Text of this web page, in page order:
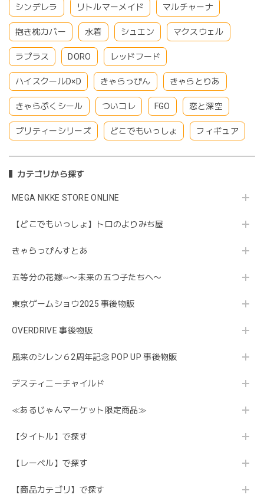
シンデレラ リトルマーメイド マルチャーナ
抱き枕カバー 水着 シュエン マクスウェル
ラプラス DORO レッドフード
ハイスクールD×D きゃらっぴん きゃらとりあ
きゃらぷくシール ついコレ FGO 恋と深空
プリティーシリーズ どこでもいっしょ フィギュア
カテゴリから探す
MEGA NIKKE STORE ONLINE
【どこでもいっしょ】トロのよりみち屋
きゃらっぴんすとあ
五等分の花嫁∽〜未来の五つ子たちへ〜
東京ゲームショウ2025 事後物販
OVERDRIVE 事後物販
風来のシレン６2周年記念 POP UP 事後物販
デスティニーチャイルド
≪あるじゃんマーケット限定商品≫
【タイトル】で探す
【レーベル】で探す
【商品カテゴリ】で探す